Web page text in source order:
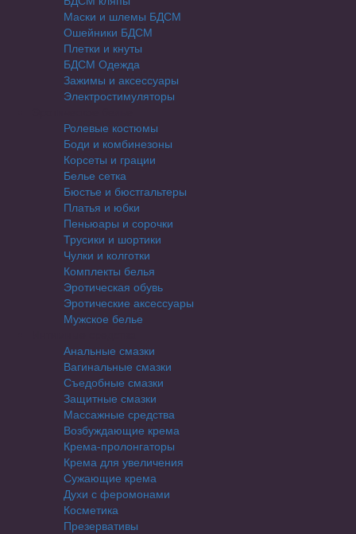
Маски и шлемы БДСМ
Ошейники БДСМ
Плетки и кнуты
БДСМ Одежда
Зажимы и аксессуары
Электростимуляторы
Ролевые костюмы
Боди и комбинезоны
Корсеты и грации
Белье сетка
Бюстье и бюстгальтеры
Платья и юбки
Пеньюары и сорочки
Трусики и шортики
Чулки и колготки
Комплекты белья
Эротическая обувь
Эротические аксессуары
Мужское белье
Анальные смазки
Вагинальные смазки
Съедобные смазки
Защитные смазки
Массажные средства
Возбуждающие крема
Крема-пролонгаторы
Крема для увеличения
Сужающие крема
Духи с феромонами
Косметика
Презервативы